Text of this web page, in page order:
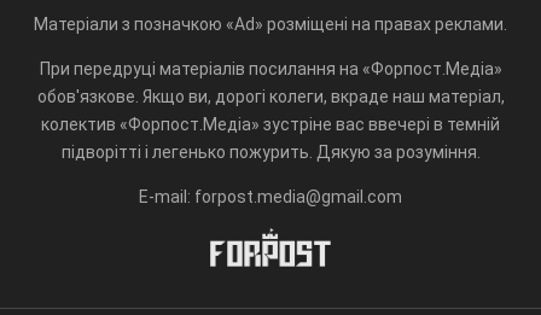
Матеріали з позначкою «Ad» розміщені на правах реклами.
При передруці матеріалів посилання на «Форпост.Медіа»
обов'язкове. Якщо ви, дорогі колеги, вкраде наш матеріал,
колектив «Форпост.Медіа» зустріне вас ввечері в темній
підворітті і легенько пожурить. Дякую за розуміння.
E-mail: forpost.media@gmail.com